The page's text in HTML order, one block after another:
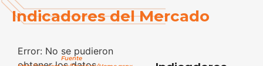
Indicadores del Mercado
Error: No se pudieron
Fuente